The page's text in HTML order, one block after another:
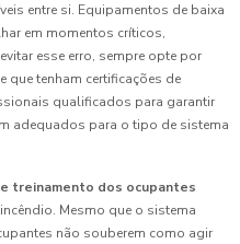
entre si. Equipamentos de baixa
em momentos críticos,
esse erro, sempre opte por
que tenham certificações de
qualificados para garantir
adequados para o tipo de sistema
treinamento dos ocupantes
Mesmo que o sistema
não souberem como agir